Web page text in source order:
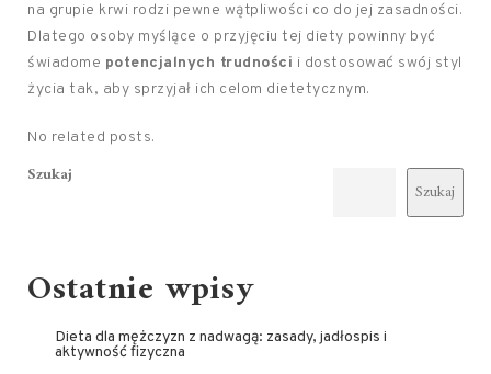
na grupie krwi rodzi pewne wątpliwości co do jej zasadności.
Dlatego osoby myślące o przyjęciu tej diety powinny być
świadome potencjalnych trudności i dostosować swój styl
życia tak, aby sprzyjał ich celom dietetycznym.
No related posts.
Szukaj
Szukaj
Ostatnie wpisy
Dieta dla mężczyzn z nadwagą: zasady, jadłospis i
aktywność fizyczna